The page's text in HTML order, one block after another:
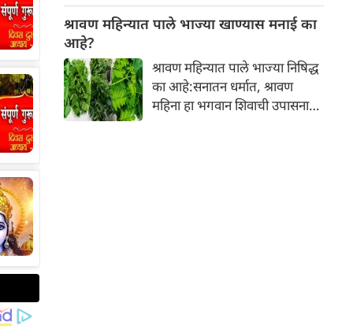
नकारात्मक परिणाम होऊ शकतो.
होते, ज्यामुळे निस्तेजपणा, मुरुमे
आणि ब्लॅकहेड्स यांसारख्या समस्या
निर्माण होतात.
श्रावण महिन्यात पाले भाज्या खाण्यास मनाई का
आहे?
श्रावण महिन्यात पाले भाज्या निषिद्ध
का आहे:सनातन धर्मात, श्रावण
महिना हा भगवान शिवाची उपासना